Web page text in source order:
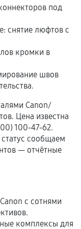
влаги,
иное не
в
под
снятие люфтов с
кромки в
швов
Canon/
Цена известна
100-47-62.
сообщаем
— отчётные
с сотнями
комплексы для